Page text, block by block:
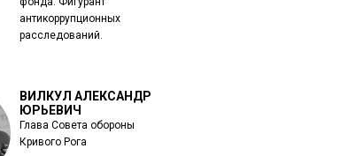
антикоррупционных
расследований.
ВИЛКУЛ АЛЕКСАНДР
ЮРЬЕВИЧ
Глава Совета обороны
Кривого Рога